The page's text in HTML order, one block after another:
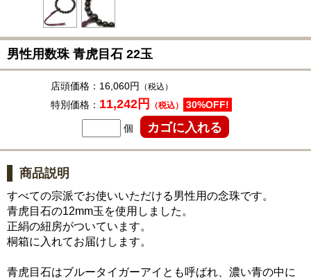
男性用数珠 青虎目石 22玉
店頭価格： 16,060円 （税込）
特別価格： 11,242円 （税込） 30%OFF!
個
商品説明
すべての宗派でお使いいただける男性用の念珠です。
青虎目石の12mm玉を使用しました。
正絹の紐房がついています。
桐箱に入れてお届けします。
青虎目石はブルータイガーアイとも呼ばれ、濃い青の中に